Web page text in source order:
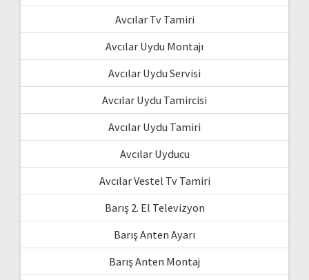
Avcılar Tv Tamiri
Avcılar Uydu Montajı
Avcılar Uydu Servisi
Avcılar Uydu Tamircisi
Avcılar Uydu Tamiri
Avcılar Uyducu
Avcılar Vestel Tv Tamiri
Barış 2. El Televizyon
Barış Anten Ayarı
Barış Anten Montaj